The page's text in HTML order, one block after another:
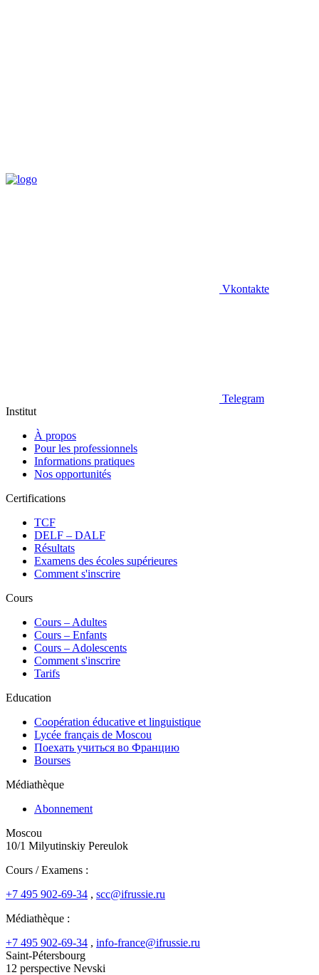
Vkontakte
Telegram
Institut
À propos
Pour les professionnels
Informations pratiques
Nos opportunités
Certifications
TCF
DELF – DALF
Résultats
Examens des écoles supérieures
Comment s'inscrire
Cours
Сours – Adultes
Cours – Enfants
Cours – Adolescents
Comment s'inscrire
Tarifs
Education
Coopération éducative et linguistique
Lycée français de Moscou
Поехать учиться во Францию
Bourses
Médiathèque
Abonnement
Moscou
10/1 Milyutinskiy Pereulok
Cours / Examens :
+7 495 902-69-34 , scc@ifrussie.ru
Médiathèque :
+7 495 902-69-34 , info-france@ifrussie.ru
Saint-Pétersbourg
12 perspective Nevski